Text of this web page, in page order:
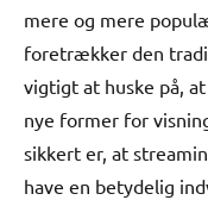
mere og mere
foretrækker den
vigtigt at huske på,
nye former for
sikkert er, at
have en betydelig